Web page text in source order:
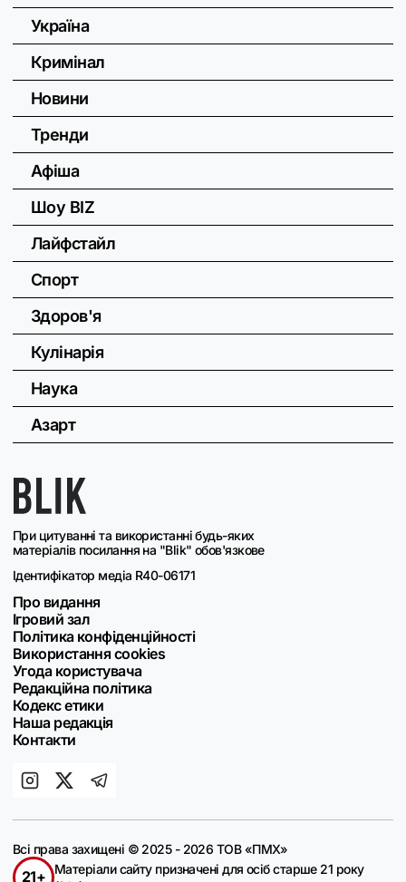
При цитуванні та використанні будь-яких
матеріалів посилання на "Blik" обов'язкове
Ідентифікатор медіа R40-06171
Про видання
Ігровий зал
Політика конфіденційності
Використання cookies
Угода користувача
Редакційна політика
Кодекс етики
Наша редакція
Контакти
Україна
Кримінал
Новини
Тренди
Афіша
Шоу BIZ
Лайфстайл
Спорт
Здоров'я
Кулінарія
Наука
Азарт
Всі права захищені © 2025 - 2026 ТОВ «ПМХ»
21+
Матеріали сайту призначені для осіб старше 21 року